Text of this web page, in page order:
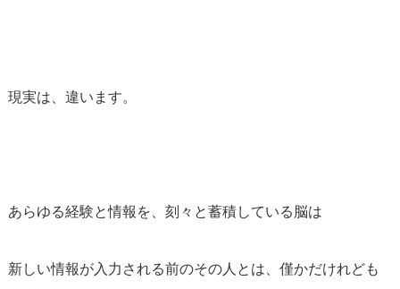
現実は、違います。
あらゆる経験と情報を、刻々と蓄積している脳は
新しい情報が入力される前のその人とは、僅かだけれども